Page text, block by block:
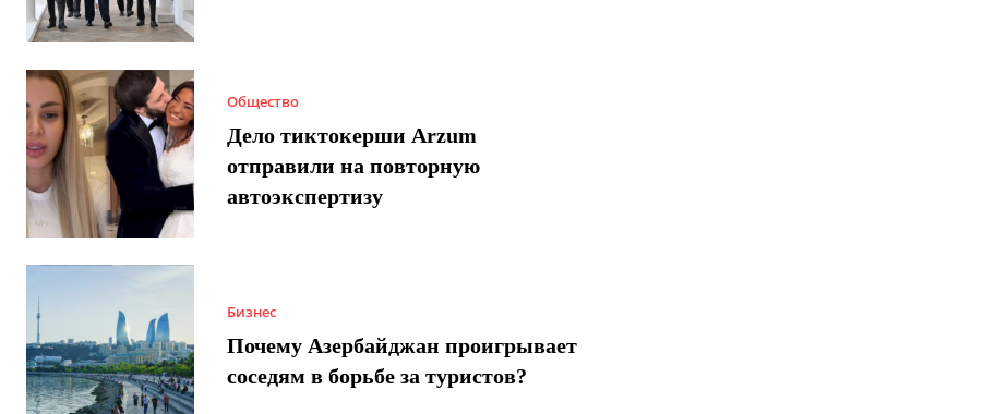
Общество
Дело тиктокерши Arzum
отправили на повторную
автоэкспертизу
Бизнес
Почему Азербайджан проигрывает
соседям в борьбе за туристов?